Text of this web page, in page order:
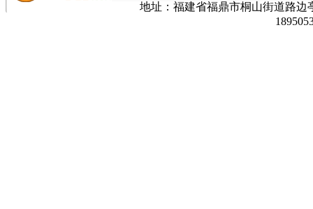
地址：福建省福鼎市桐山街道路边